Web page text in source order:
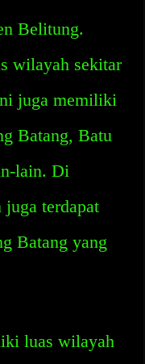
Belitung.
wilayah sekitar
juga memiliki
Batang, Batu
lain. Di
juga terdapat
Batang yang
luas wilayah